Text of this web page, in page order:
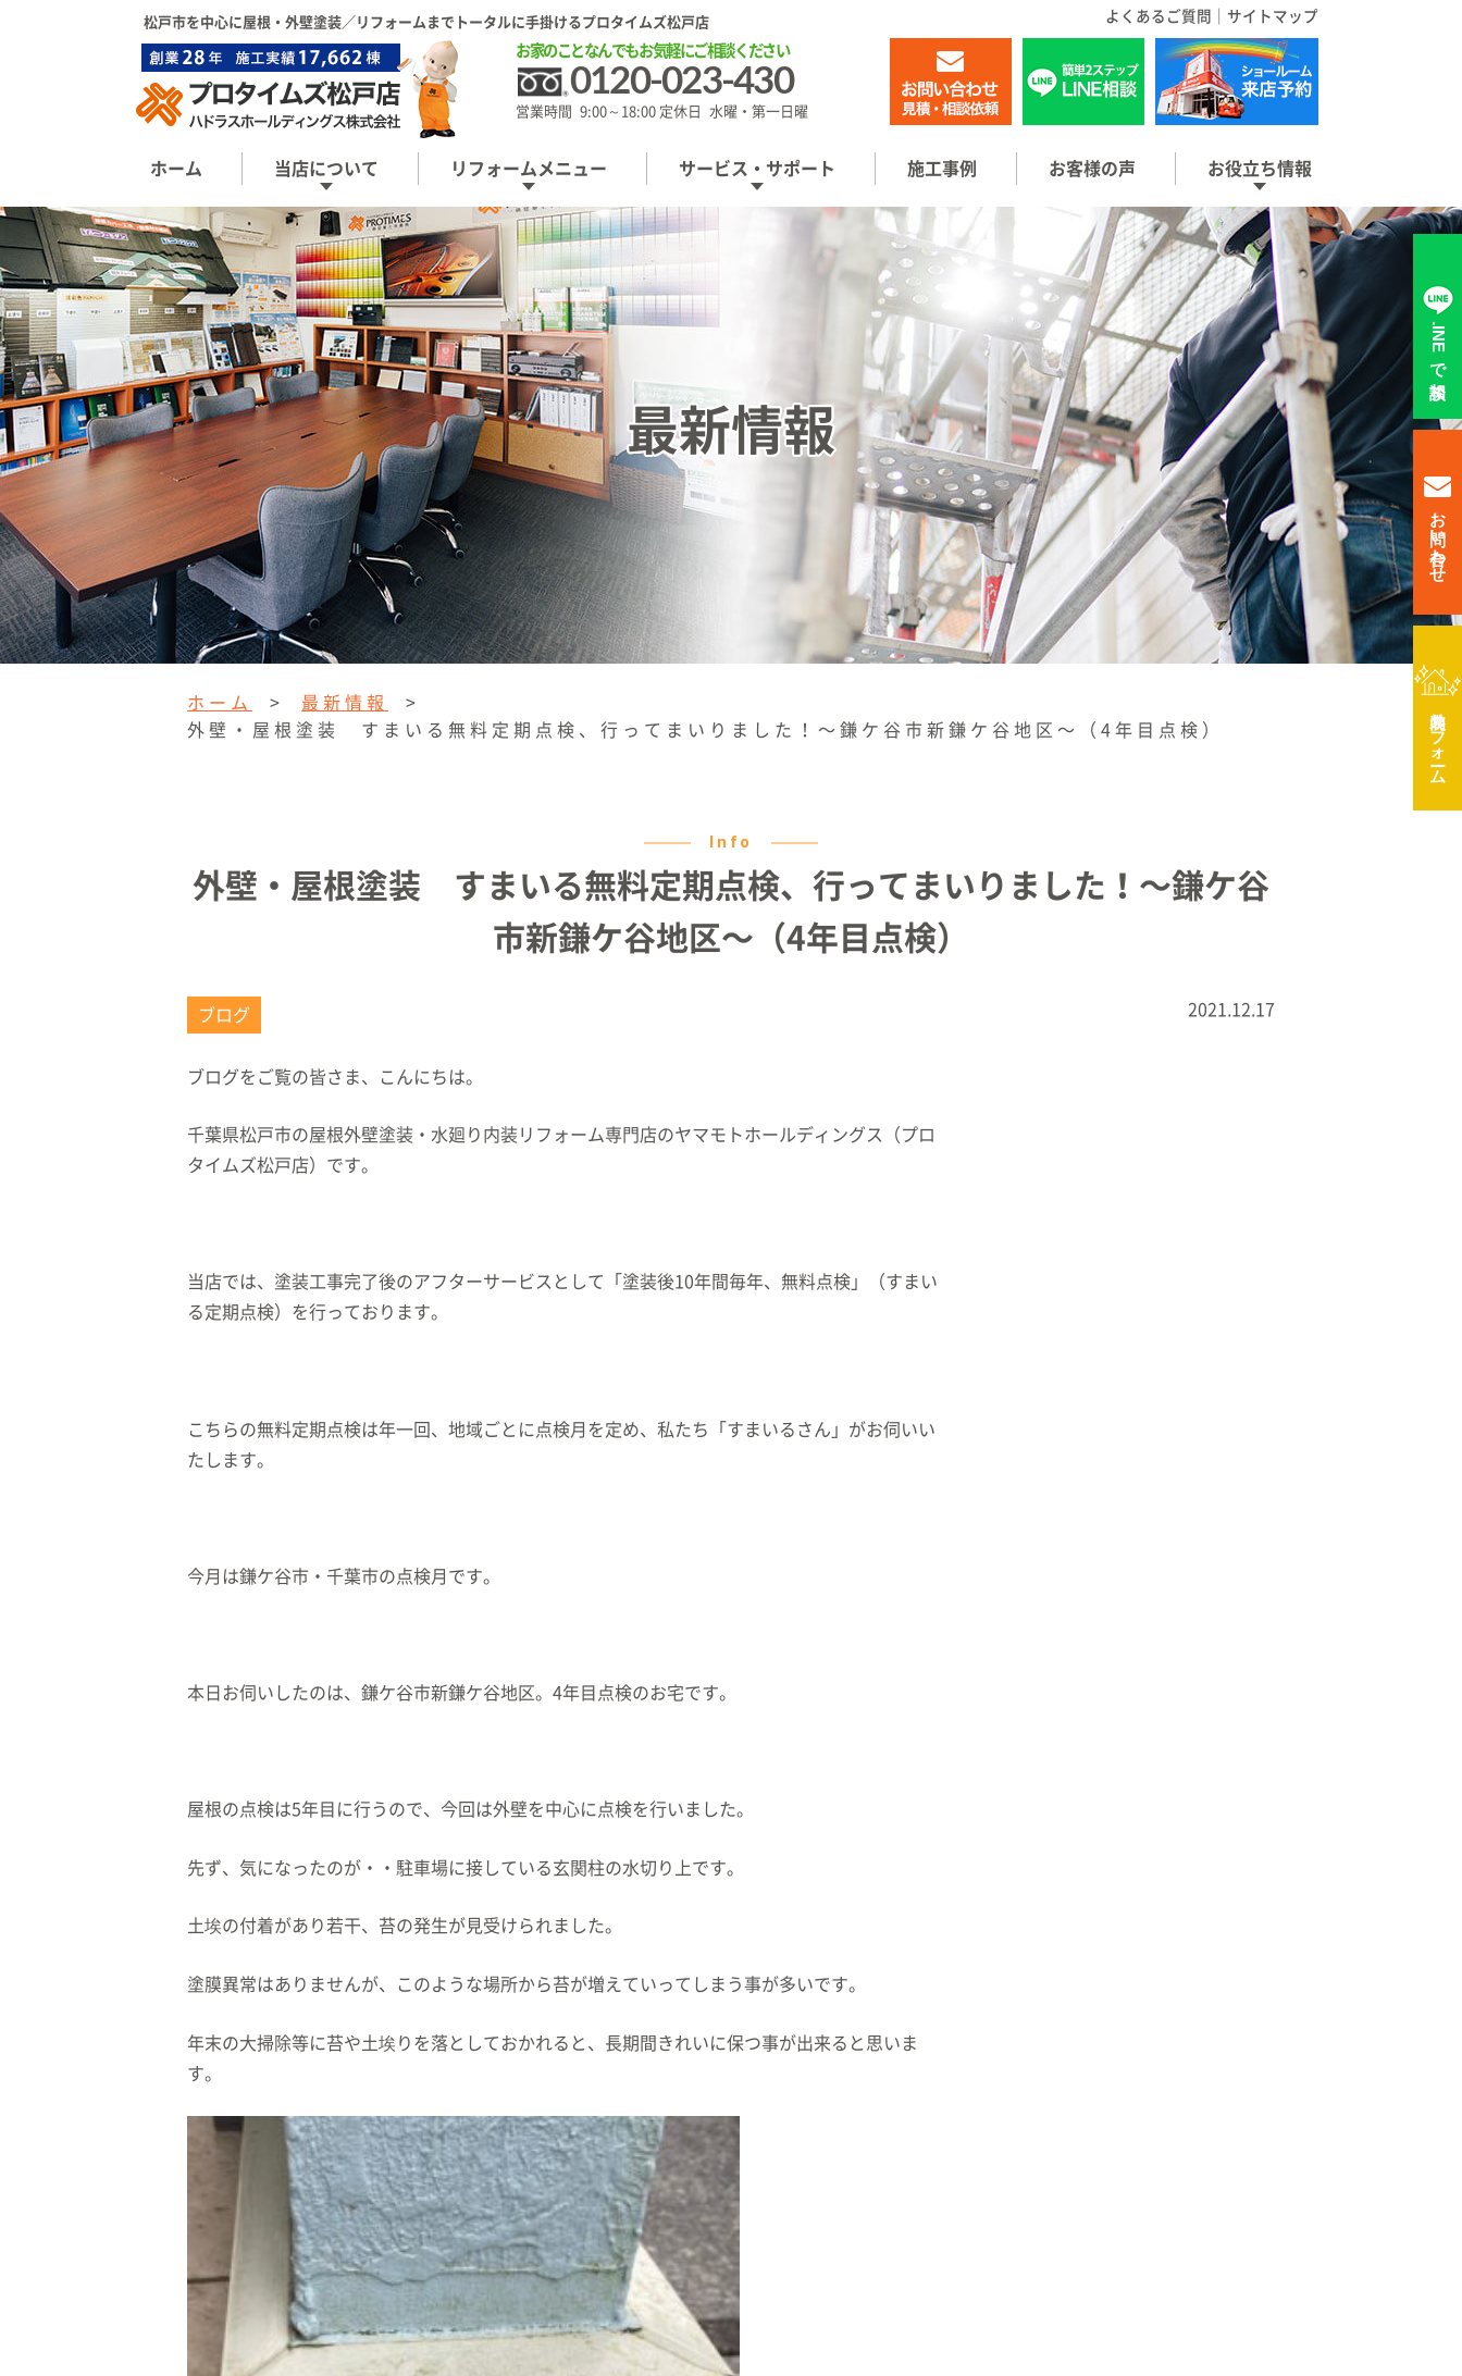
松戸市を中心に屋根・外壁塗装／リフォーム までトータルに手掛けるプロタイムズ松戸店 よくあるご質問 サイトマップ
お家のことなんでもお気軽にご相談ください
0120-023-430
営業時間 9:00～18:00 定休日 水曜・第一日曜
ホーム 当店について リフォームメニュー サービス・サポート 施工事例 お客様の声 お役立ち情報
最新情報
ホーム > 最新情報
>
外壁・屋根塗装 すまいる無料定期点検、行ってまいりました！〜鎌ケ谷市新鎌ケ谷地区〜（4年目点検）
Info
外壁・屋根塗装 すまいる無料定期点検、行ってまいりました！〜鎌ケ谷
市新鎌ケ谷地区〜（4年目点検）
ブログ 2021.12.17
ブログをご覧の皆さま、こんにちは。
千葉県松戸市の屋根外壁塗装・水廻り内装リフォーム専門店のヤマモトホールディングス（プロ
タイムズ松戸店）です。
当店では、塗装工事完了後のアフターサービスとして「塗装後10年間毎年、無料点検」（すまい
る定期点検）を行っております。
こちらの無料定期点検は年一回、地域ごとに点検月を定め、私たち「すまいるさん」がお伺いい
たします。
今月は鎌ケ谷市・千葉市の点検月です。
本日お伺いしたのは、鎌ケ谷市新鎌ケ谷地区。4年目点検のお宅です。
屋根の点検は5年目に行うので、今回は外壁を中心に点検を行いました。
先ず、気になったのが・・駐車場に接している玄関柱の水切り上です。
土埃の付着があり若干、苔の発生が見受けられました。
塗膜異常はありませんが、このような場所から苔が増えていってしまう事が多いです。
年末の大掃除等に苔や土埃りを落としておかれると、長期間きれいに保つ事が出来ると思いま
す。
LINEで相談
お問い合わせ
リフォーム